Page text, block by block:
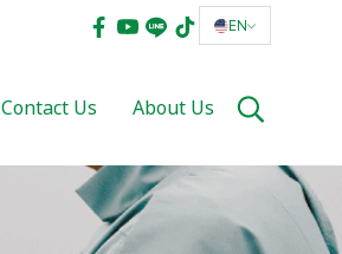
EN
Contact Us About Us